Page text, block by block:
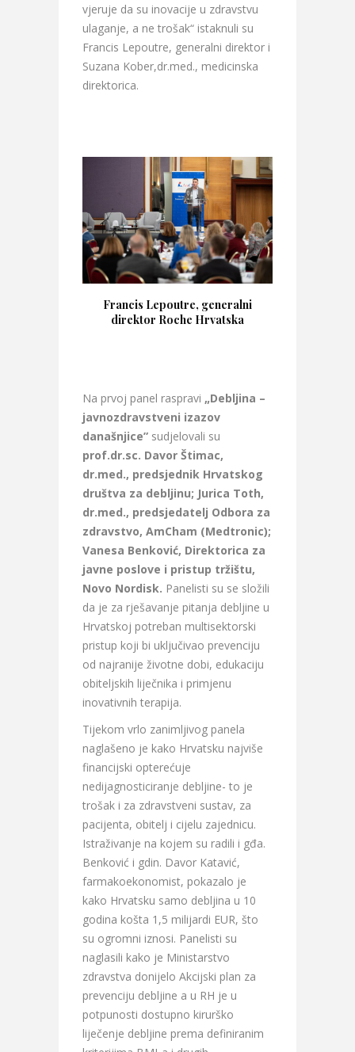
vjeruje da su inovacije u zdravstvu
ulaganje, a ne trošak“ istaknuli su
Francis Lepoutre, generalni direktor i
Suzana Kober,dr.med., medicinska
direktorica.
Francis Lepoutre, generalni
direktor Roche Hrvatska
Na prvoj panel raspravi „Debljina –
javnozdravstveni izazov
današnjice” sudjelovali su
prof.dr.sc. Davor Štimac,
dr.med., predsjednik Hrvatskog
društva za debljinu; Jurica Toth,
dr.med., predsjedatelj Odbora za
zdravstvo, AmCham (Medtronic);
Vanesa Benković, Direktorica za
javne poslove i pristup tržištu,
Novo Nordisk. Panelisti su se složili
da je za rješavanje pitanja debljine u
Hrvatskoj potreban multisektorski
pristup koji bi uključivao prevenciju
od najranije životne dobi, edukaciju
obiteljskih liječnika i primjenu
inovativnih terapija.
Tijekom vrlo zanimljivog panela
naglašeno je kako Hrvatsku najviše
financijski opterećuje
nedijagnosticiranje debljine- to je
trošak i za zdravstveni sustav, za
pacijenta, obitelj i cijelu zajednicu.
Istraživanje na kojem su radili i gđa.
Benković i gdin. Davor Katavić,
farmakoekonomist, pokazalo je
kako Hrvatsku samo debljina u 10
godina košta 1,5 milijardi EUR, što
su ogromni iznosi. Panelisti su
naglasili kako je Ministarstvo
zdravstva donijelo Akcijski plan za
prevenciju debljine a u RH je u
potpunosti dostupno kirurško
liječenje debljine prema definiranim